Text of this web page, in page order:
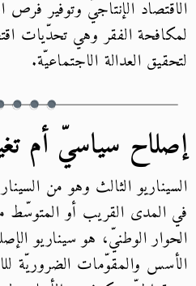
الاقتصاد الإنتاجيّ وتوفير
لمكافحة الفقر وهي تحدّيات
لتحقيق العدالة الاجتماعيّة.
إصلاح سياسيّ أم
السيناريو الثالث وهو من
في المدى القريب أو
الحوار الوطنيّ، هو سيناريو
الأسس والمقوّمات الضروريّة